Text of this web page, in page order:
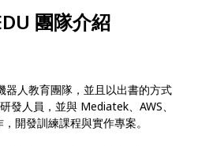
團隊介紹
器人教育團隊，並且以出書的方式
發人員，並與 Mediatek、AWS、
開發訓練課程與實作專案。